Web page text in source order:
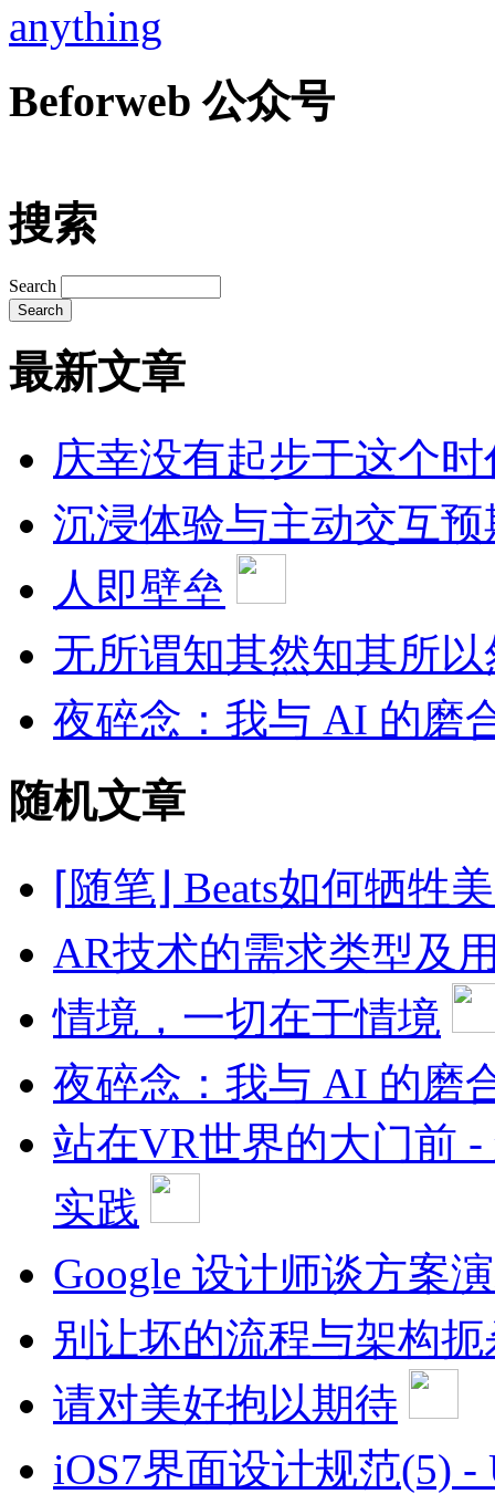
anything
Beforweb 公众号
搜索
Search
最新文章
庆幸没有起步于这个时
沉浸体验与主动交互预
人即壁垒
无所谓知其然知其所以
夜碎念：我与 AI 的磨
随机文章
⌈随笔⌋ Beats如何牺牲
AR技术的需求类型及
情境，一切在于情境
夜碎念：我与 AI 的磨
站在VR世界的大门前
实践
Google 设计师谈方案
别让坏的流程与架构
请对美好抱以期待
iOS7界面设计规范(5)